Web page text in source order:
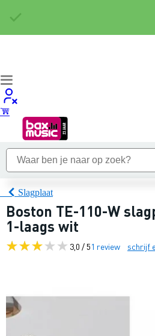
Slagplaat
Boston TE-110-W
1-laags wit
3,0 / 51 review schrijf